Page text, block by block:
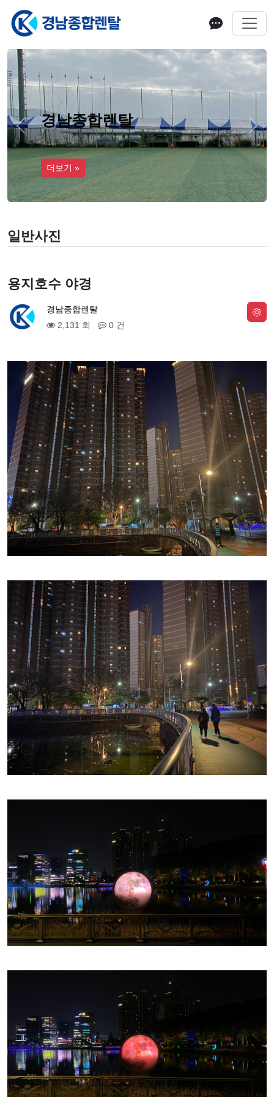
경남종합렌탈
더보기 »
Previous Next
일반사진
용지호수 야경
경남종합렌탈
2,131 회
0 건